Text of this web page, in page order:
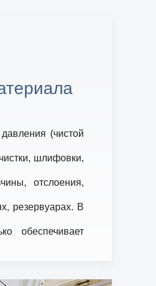
(чистой
шлифовки,
отслоения,
резервуарах. В
обеспечивает
должны